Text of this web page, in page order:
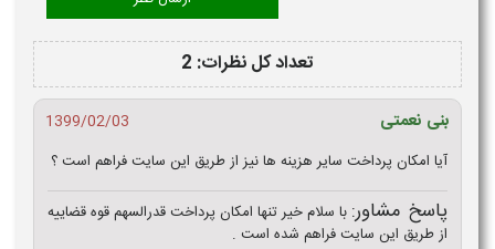
تعداد کل نظرات: 2
بنی نعمتی
1399/02/03
آیا امکان پرداخت سایر هزینه ها نیز از طریق این سایت فراهم است ؟
پاسخ مشاور: با سلام خیر تنها امکان پرداخت قدرالسهم قوه قضاییه
از طریق این سایت فراهم شده است .